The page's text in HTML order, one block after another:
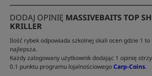
DODAJ OPINIĘ MASSIVEBAITS TOP
KRILLER
Ilość rybek odpowiada szkolnej skali ocen gdzie 1 to
najlepsza.
Każdy zalogowany użytkownik dodając 1 opinię
0.1 punktu programu lojalnościowegoCarp-Coins.